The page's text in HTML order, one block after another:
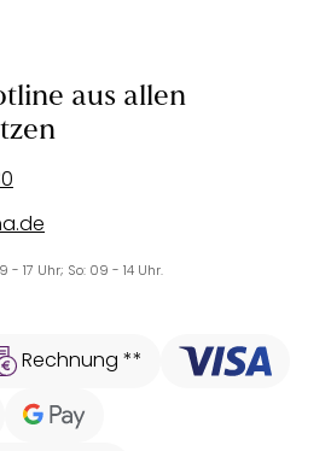
aus allen
17 Uhr; So: 09 - 14 Uhr.
Rechnung **